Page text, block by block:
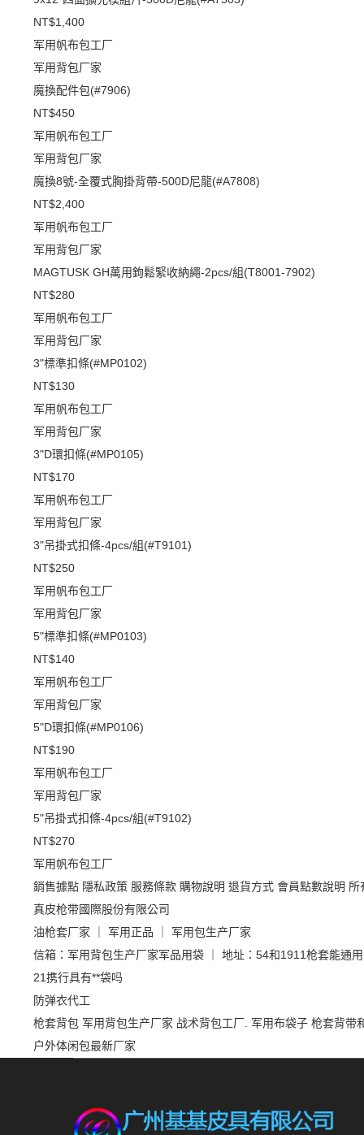
NT$1,400
军用帆布包工厂
军用背包厂家
魔換配件包(#7906)
NT$450
军用帆布包工厂
军用背包厂家
魔換8號-全覆式胸掛背帶-500D尼龍(#A7808)
NT$2,400
军用帆布包工厂
军用背包厂家
MAGTUSK GH萬用鉤鬆緊收納繩-2pcs/組(T8001-7902)
NT$280
军用帆布包工厂
军用背包厂家
3"標準扣條(#MP0102)
NT$130
军用帆布包工厂
军用背包厂家
3"D環扣條(#MP0105)
NT$170
军用帆布包工厂
军用背包厂家
3"吊掛式扣條-4pcs/組(#T9101)
NT$250
军用帆布包工厂
军用背包厂家
5"標準扣條(#MP0103)
NT$140
军用帆布包工厂
军用背包厂家
5"D環扣條(#MP0106)
NT$190
军用帆布包工厂
军用背包厂家
5"吊掛式扣條-4pcs/組(#T9102)
NT$270
军用帆布包工厂
銷售據點 隱私政策 服務條款 購物說明 退貨方式 會員點數說明 所
真皮枪带國際股份有限公司
油枪套厂家 ｜ 军用正品 ｜ 军用包生产厂家
信箱：军用背包生产厂家军品用袋 ｜ 地址：54和1911枪套能通
21携行具有**袋吗
防弹衣代工
枪套背包 军用背包生产厂家 战术背包工厂. 军用布袋子 枪套背带
户外体闲包最新厂家